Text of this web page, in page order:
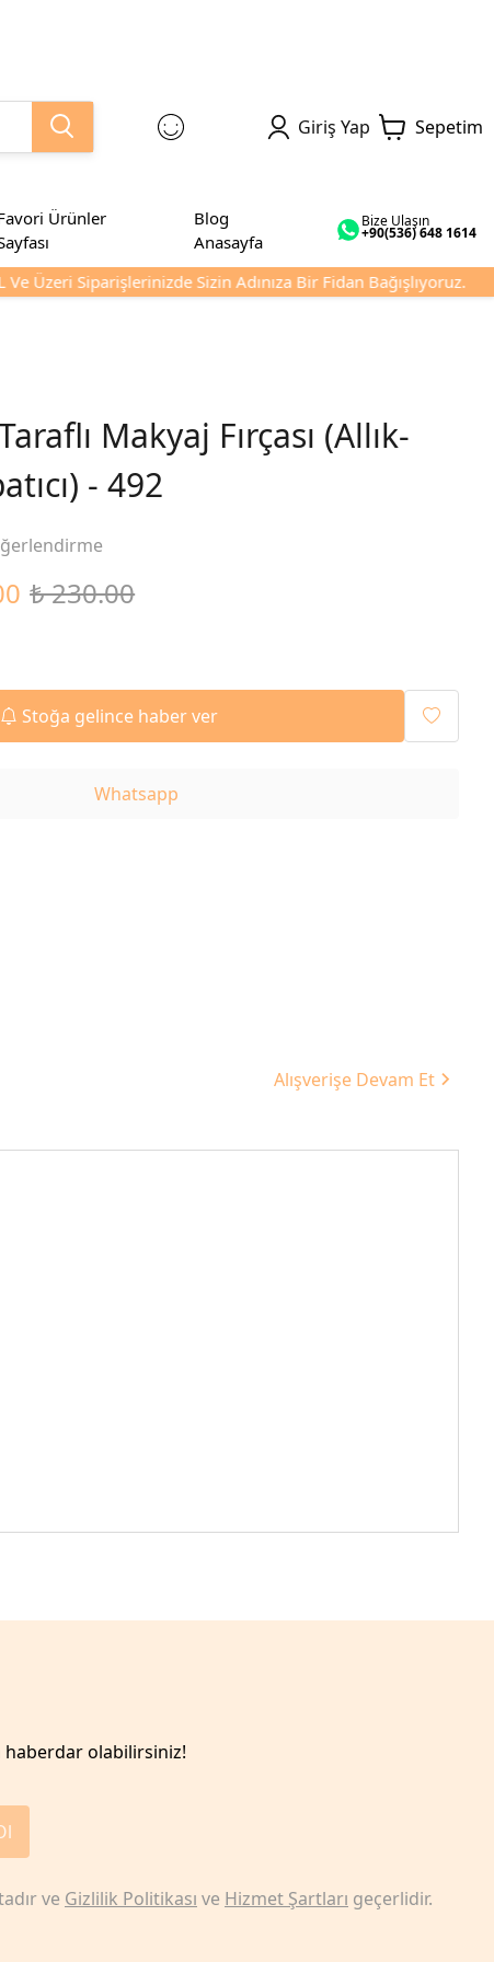
Giriş Yap Sepetim
Ürünler
Blog
Anasayfa
Bize Ulaşın
+90(536) 648 1614
Üzeri Siparişlerinizde Sizin Adınıza Bir Fidan Bağışlıyoruz.
Makyaj Fırçası (Allık-
- 492
₺ 230.00
Stoğa gelince haber ver
Whatsapp
Alışverişe Devam Et
haberdar olabilirsiniz!
ve Gizlilik Politikası ve Hizmet Şartları geçerlidir.